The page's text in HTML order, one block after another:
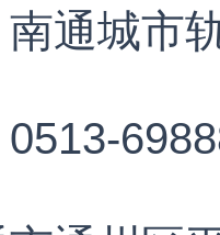
通城市